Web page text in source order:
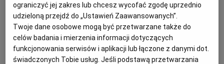
KRAKÓW
LUBLIN
SPORT.PL
PUBLIO.PL
Płatki drożdżowe to nieaktywna forma drożdży
(najczęściej Saccharomyces cerevisiae). Otrzymywane
są poprzez suszenie drożdży w temperaturze powyżej
40 st., najczęściej z dodatkiem melasy buraczanej lub
ograniczyć jej zakres lub chcesz wycofać zgodę uprzednio
udzieloną przejdź do „Ustawień Zaawansowanych”.
Twoje dane osobowe mogą być przetwarzane także do
celów badania i mierzenia informacji dotyczących
funkcjonowania serwisów i aplikacji lub łączone z danymi dot.
świadczonych Tobie usług. Jeśli podstawą przetwarzania